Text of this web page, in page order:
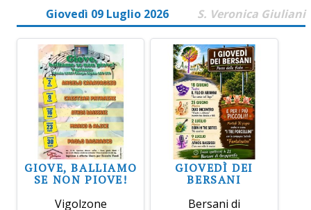
Giovedì 09 Luglio 2026 S. Veronica Giuliani
GIOVE, BALLIAMO
SE NON PIOVE!
Vigolzone
GIOVEDÌ DEI
BERSANI
Bersani di